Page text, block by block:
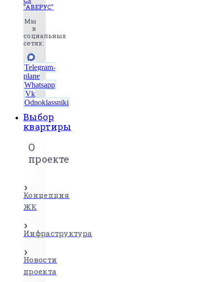
"АВЕРУС"
Мы
в
социальных
сетях:
Telegram-
plane
Whatsapp
Vk
Odnoklassniki
Выбор
квартиры
О
проекте
Концепция
ЖК
Инфраструктура
Новости
проекта